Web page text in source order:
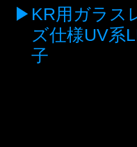
KR用ガラス
ズ仕様UV系
子